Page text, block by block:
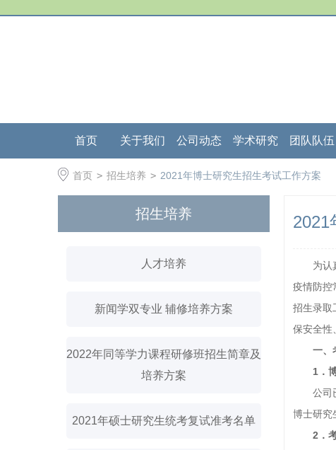
首页 关于我们 公司动态 学术研究 团队队伍
首页 > 招生培养 > 2021年博士研究生招生考试工作方案
招生培养
人才培养
新闻学双专业 辅修培养方案
2022年同等学力课程研修班招生简章及
培养方案
2021年硕士研究生统考复试准考名单
2021
为认
疫情防控
招生录取
保安全性
一、
1．
公司
博士研究
2．